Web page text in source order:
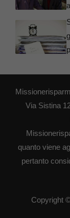
Via Sistina
quanto viene
pertanto
Copyright